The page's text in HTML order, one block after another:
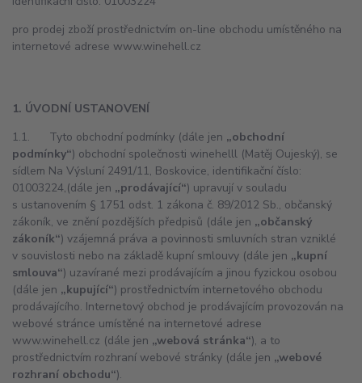
pro prodej zboží prostřednictvím on-line obchodu umístěného na
internetové adrese www.winehell.cz
1. ÚVODNÍ USTANOVENÍ
1.1. Tyto obchodní podmínky (dále jen „obchodní
podmínky“) obchodní společnosti winehelll (Matěj Oujeský), se
sídlem Na Výsluní 2491/11, Boskovice, identifikační číslo:
01003224,(dále jen „prodávající“) upravují v souladu
s ustanovením § 1751 odst. 1 zákona č. 89/2012 Sb., občanský
zákoník, ve znění pozdějších předpisů (dále jen „občanský
zákoník“) vzájemná práva a povinnosti smluvních stran vzniklé
v souvislosti nebo na základě kupní smlouvy (dále jen „kupní
smlouva“) uzavírané mezi prodávajícím a jinou fyzickou osobou
(dále jen „kupující“) prostřednictvím internetového obchodu
prodávajícího. Internetový obchod je prodávajícím provozován na
webové stránce umístěné na internetové adrese
www.winehell.cz (dále jen „webová stránka“), a to
prostřednictvím rozhraní webové stránky (dále jen „webové
rozhraní obchodu“).